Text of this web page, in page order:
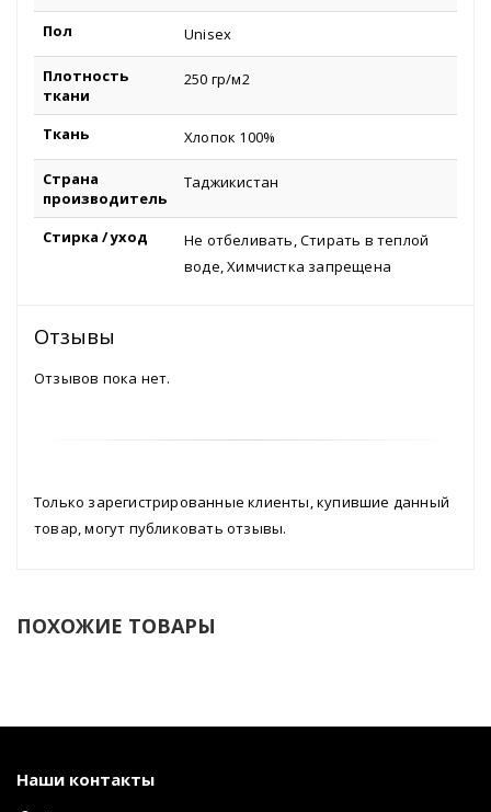
Пол Unisex
Плотность
ткани
250 гр/м2
Ткань Хлопок 100%
Страна
производитель
Таджикистан
Стирка / уход
Не отбеливать, Стирать в теплой
воде, Химчистка запрещена
Отзывы
Отзывов пока нет.
Только зарегистрированные клиенты, купившие данный
товар, могут публиковать отзывы.
ПОХОЖИЕ ТОВАРЫ
Наши контакты